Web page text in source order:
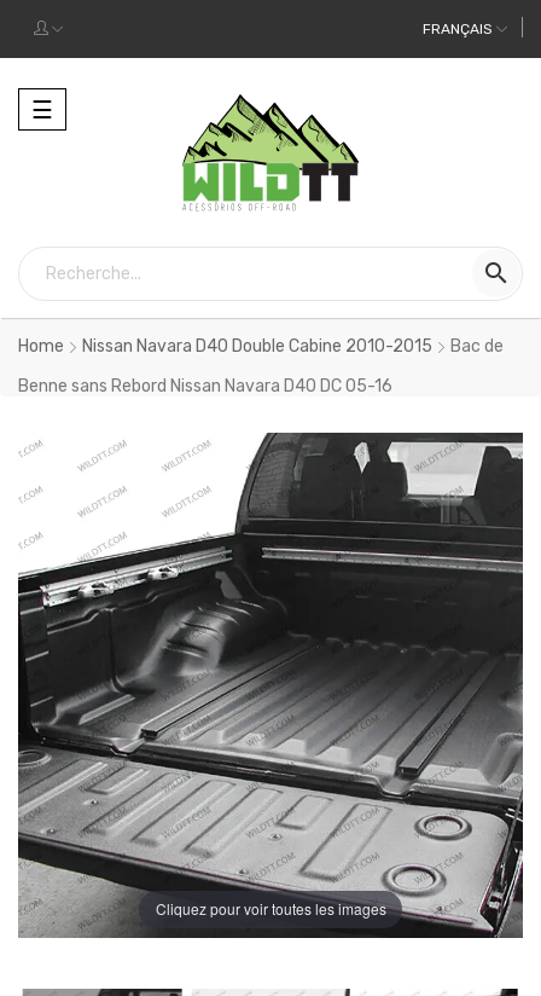
FRANÇAIS
Toggle
navigation
☰

Home Nissan Navara D40 Double Cabine 2010-2015
Bac de
Benne sans Rebord Nissan Navara D40 DC 05-16
Cliquez pour voir toutes les images